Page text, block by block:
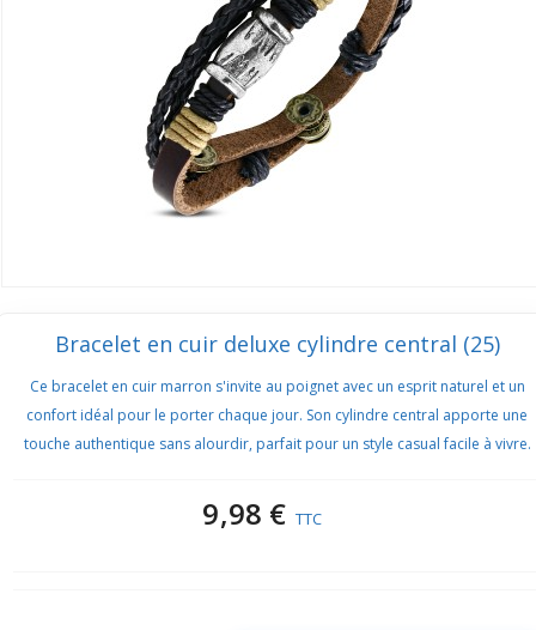
Bracelet en cuir deluxe cylindre central (25)
Ce bracelet en cuir marron s'invite au poignet avec un esprit naturel et un
confort idéal pour le porter chaque jour. Son cylindre central apporte une
touche authentique sans alourdir, parfait pour un style casual facile à vivre.
9,98 € TTC